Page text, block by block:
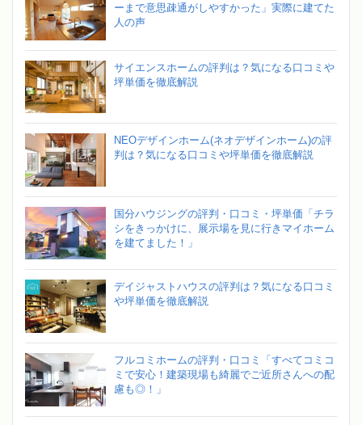
ーまで意思疎通がしやすかった」実際に建てた
人の声
サイエンスホームの評判は？気になる口コミや
坪単価を徹底解説
NEOデザインホーム(ネオデザインホーム)の評
判は？気になる口コミや坪単価を徹底解説
国分ハウジングの評判・口コミ・坪単価「チラ
シをきっかけに、展示場を見に行きマイホーム
を建てました！」
デイジャストハウスの評判は？気になる口コミ
や坪単価を徹底解説
フルコミホームの評判・口コミ「すべてコミコ
ミで安心！建築現場も綺麗でご近所さんへの配
慮も◎！」